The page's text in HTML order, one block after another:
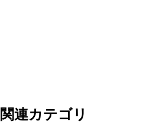
関連カテゴリ